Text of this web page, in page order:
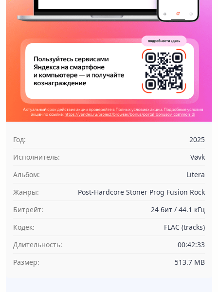
Год:
2025
Исполнитель:
Vøvk
Альбом:
Litera
Жанры:
Post-Hardcore Stoner Prog Fusion Rock
Битрейт:
24 бит / 44.1 кГц
Кодек:
FLAC (tracks)
Длительность:
00:42:33
Размер:
513.7 MB